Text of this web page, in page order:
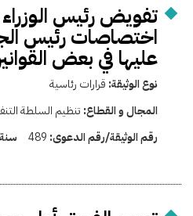
تفويض رئيس الوزراء
اختصاصات رئيس
عليها في بعض
نوع الوثيقة: قرارات رئاسية
المجال و القطاع: تنظيم السلطة
رقم الوثيقة/رقم الدعوى: 489